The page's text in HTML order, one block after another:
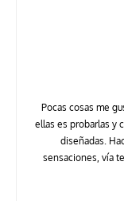
Pocas cosas me
ellas es probarlas y
diseñadas.
sensaciones, vía